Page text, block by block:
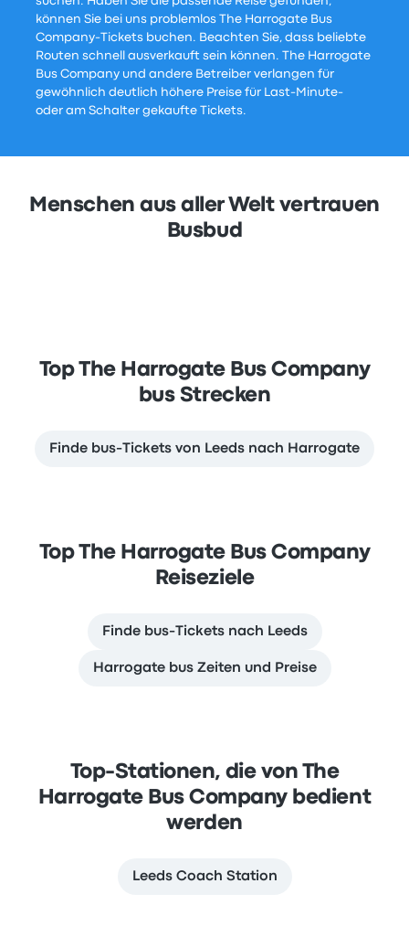
können Sie bei uns problemlos The Harrogate Bus
Company-Tickets buchen. Beachten Sie, dass beliebte
Routen schnell ausverkauft sein können. The Harrogate
Bus Company und andere Betreiber verlangen für
gewöhnlich deutlich höhere Preise für Last-Minute-
oder am Schalter gekaufte Tickets.
Menschen aus aller Welt vertrauen
Busbud
Top The Harrogate Bus Company
bus Strecken
Finde bus-Tickets von Leeds nach Harrogate
Top The Harrogate Bus Company
Reiseziele
Finde bus-Tickets nach Leeds
Harrogate bus Zeiten und Preise
Top-Stationen, die von The
Harrogate Bus Company bedient
werden
Leeds Coach Station